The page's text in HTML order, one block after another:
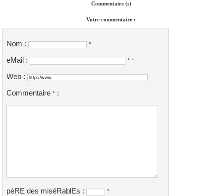
Commentaire (s)
Votre commentaire :
Nom : *
eMail : * *
Web :
Commentaire * :
pèRE des miséRablEs : *